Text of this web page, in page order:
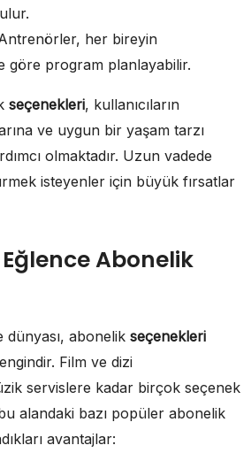
her bireyin
göre program planlayabilir.
seçenekleri, kullanıcıların
ve uygun bir yaşam tarzı
olmaktadır. Uzun vadede
isteyenler için büyük fırsatlar
Abonelik
dünyası, abonelik seçenekleri
Film ve dizi
servislere kadar birçok seçenek
alandaki bazı popüler abonelik
avantajlar: